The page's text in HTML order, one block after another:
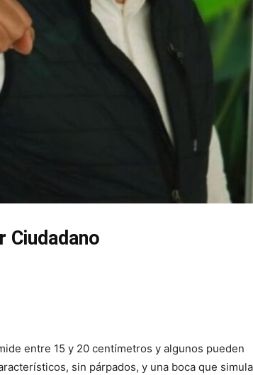
Ciudadano
entre 15 y 20 centímetros y algunos pueden
sin párpados, y una boca que simula